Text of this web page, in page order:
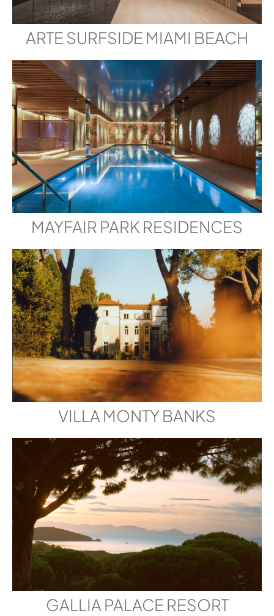
ARTE SURFSIDE MIAMI BEACH
MAYFAIR PARK RESIDENCES
VILLA MONTY BANKS
GALLIA PALACE RESORT